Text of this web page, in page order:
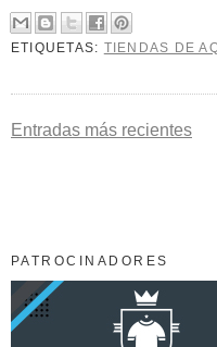
ETIQUETAS: TIENDAS DE
Entradas más recientes
PATROCINADORES